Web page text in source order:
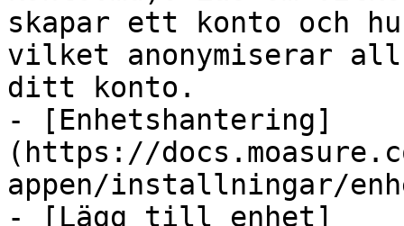
skapar ett konto och
vilket anonymiserar
ditt konto.
- [Enhetshantering]
(https://
appen/installningar/
- [Lägg till enhet]